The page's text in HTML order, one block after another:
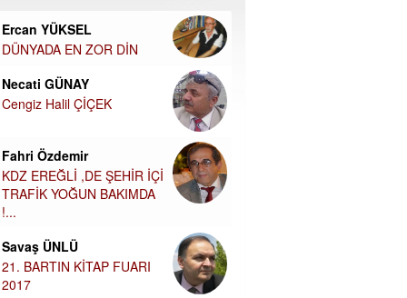
Ercan YÜKSEL
DÜNYADA EN ZOR DİN
Necati GÜNAY
Cengiz Halil ÇİÇEK
Fahri Özdemir
KDZ EREĞLİ ,DE ŞEHİR İÇİ
TRAFİK YOĞUN BAKIMDA
!...
Savaş ÜNLÜ
21. BARTIN KİTAP FUARI
2017